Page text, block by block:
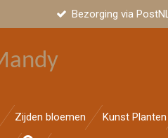
Bezorging via PostNL
Zijden bloemen Kunst Planten